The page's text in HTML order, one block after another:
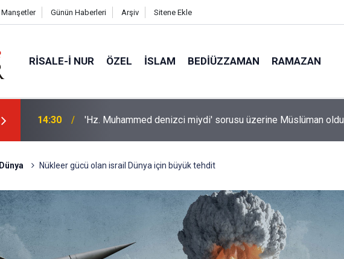
Manşetler Günün Haberleri Arşiv Sitene Ekle
RISALE-I NUR ÖZEL İSLAM BEDIÜZZAMAN RAMAZAN
14:30 'Hz. Muhammed denizci miydi' sorusu üzerine Müslüman oldu
Dünya Nükleer gücü olan israil Dünya için büyük tehdit